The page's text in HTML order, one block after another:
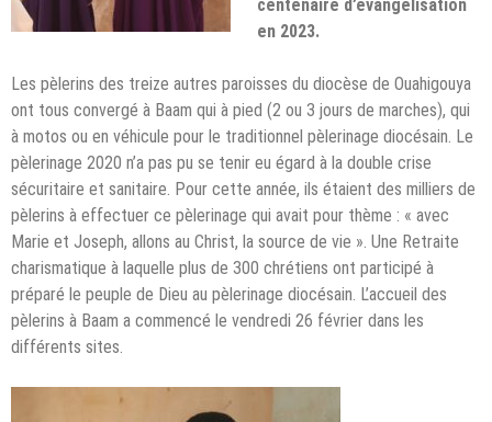
centenaire d’évangélisation
en 2023.
Les pèlerins des treize autres paroisses du diocèse de Ouahigouya
ont tous convergé à Baam qui à pied (2 ou 3 jours de marches), qui
à motos ou en véhicule pour le traditionnel pèlerinage diocésain. Le
pèlerinage 2020 n’a pas pu se tenir eu égard à la double crise
sécuritaire et sanitaire. Pour cette année, ils étaient des milliers de
pèlerins à effectuer ce pèlerinage qui avait pour thème : « avec
Marie et Joseph, allons au Christ, la source de vie ». Une Retraite
charismatique à laquelle plus de 300 chrétiens ont participé à
préparé le peuple de Dieu au pèlerinage diocésain. L’accueil des
pèlerins à Baam a commencé le vendredi 26 février dans les
différents sites.